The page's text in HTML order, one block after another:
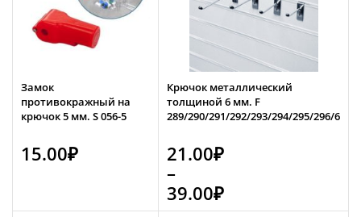
Замок
противокражный на
крючок 5 мм. S 056-5
15.00₽
Крючок металлический
толщиной 6 мм. F
289/290/291/292/293/294/295/296/6
21.00₽
–
39.00₽